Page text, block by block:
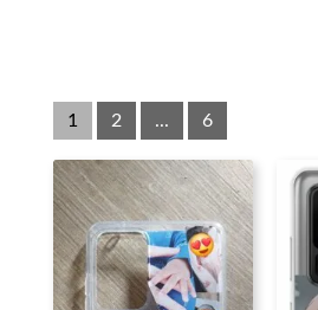
1 2 ... 6